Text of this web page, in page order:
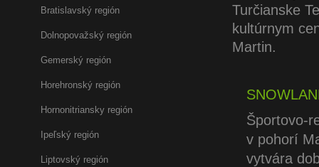
Bratislavský región
Dolnopovažský región
Gemerský región
Horehronský región
Hornonitriansky región
Ipeľský región
Liptovský región
Turčianske
kultúrnym
Martin.
Športovo-
v pohorí
vytvára